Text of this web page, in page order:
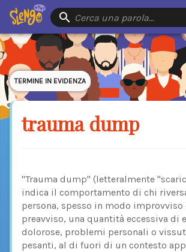
Cerca una parola…
TERMINE IN EVIDENZA
trauma dump
"Trauma dump" (letteralmente
indica il comportamento di chi
persona, spesso in modo improvviso
preavviso, una quantità eccessiva di
dolorose, problemi personali o
pesanti, al di fuori di un contesto